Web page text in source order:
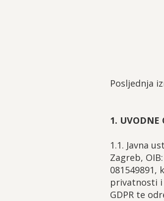
Posljednja
1. UVODNE
1.1. Javna
Zagreb,
privatnosti i
GDPR te